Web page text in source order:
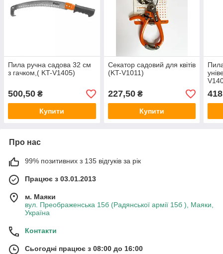
Пила ручна садова 32 см
з гачком,( KT-V1405)
500,50 ₴
Купити
Секатор садовий для квітів
(KT-V1011)
227,50₴
Купити
Про нас
99% позитивних з 135 відгуків за рік
Працює з 03.01.2013
м. Маяки
вул. Преображенська 15б (Радянської армії 15б ), Маяки,
Україна
Контакти
Сьогодні працює з 08:00 до 16:00